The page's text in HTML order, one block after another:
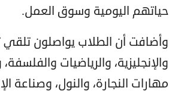
حياتهم اليومية وسوق العمل.
وأضافت أن الطلاب يواصلون
والإنجليزية، والرياضيات
مهارات النجارة، والنول،